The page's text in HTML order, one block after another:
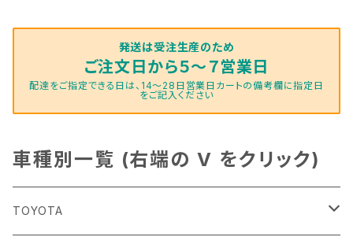
発送は受注生産のため
ご注文日から５～７営業日
配達をご指定できる日は、14～28日営業日カートの備考欄に指定日
をご記入ください
車種別一覧 (右端の V をクリック)
TOYOTA